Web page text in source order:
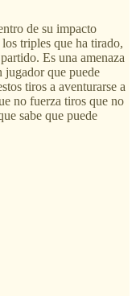
de su impacto
triples que ha tirado,
Es una amenaza
jugador que puede
tiros a aventurarse a
no fuerza tiros que no
sabe que puede